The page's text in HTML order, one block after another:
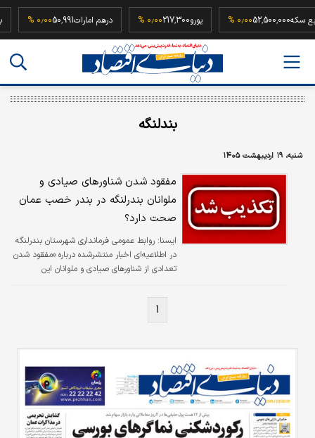
ربع سکه52,500,000۰٫۰۰ % یورو217,300۰٫۰۰ % درهم امارات50,991۰٫۰۰ %
بندلنگه
شنبه، ۱۹ اردیبهشت ۱۴۰۵
مفقود شدن شناورهای صیادی و
ملوانان بندرلنگه در بندر خصب عمان
صحت دارد؟
ایسنا: روابط عمومی فرمانداری شهرستان بندرلنگه
در اطلاعیه‌ای اخبار منتشرشده درباره «مفقود شدن
تعدادی از شناورهای صیادی و ملوانان این
۱